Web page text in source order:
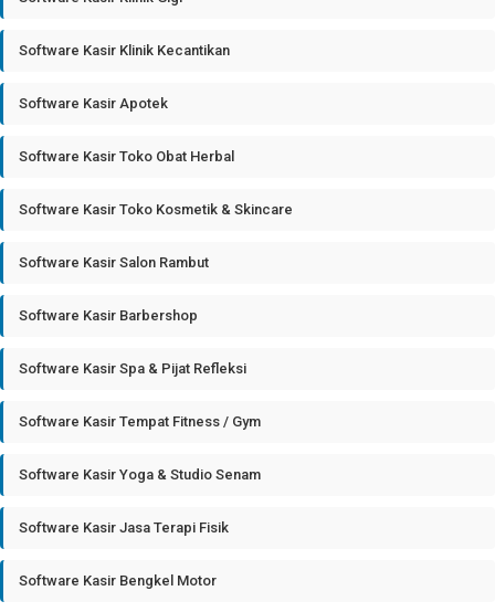
Software Kasir Klinik Kecantikan
Software Kasir Apotek
Software Kasir Toko Obat Herbal
Software Kasir Toko Kosmetik & Skincare
Software Kasir Salon Rambut
Software Kasir Barbershop
Software Kasir Spa & Pijat Refleksi
Software Kasir Tempat Fitness / Gym
Software Kasir Yoga & Studio Senam
Software Kasir Jasa Terapi Fisik
Software Kasir Bengkel Motor